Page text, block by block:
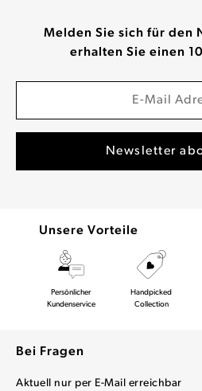
Melden Sie sich für den
erhalten Sie einen
Unsere Vorteile
Persönlicher
Kundenservice
Handpicked
Collection
Bei Fragen
Aktuell nur per E-Mail erreichbar